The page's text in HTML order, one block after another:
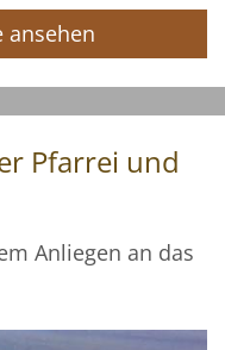
ansehen
Pfarrei und
Anliegen an das